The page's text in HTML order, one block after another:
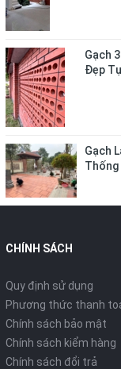
Gạch
Đẹp
Gạch
Thống
CHÍNH SÁCH
Quy định sử dụng
Phương thức thanh
Chính sách bảo mật
Chính sách kiểm hàng
Chính sách đổi trả